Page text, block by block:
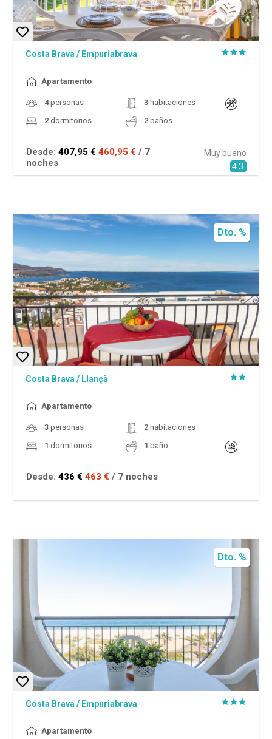
Costa Brava / Empuriabrava
Apartamento
4personas 3habitaciones
2dormitorios 2baños
Desde: 407,95 € 460,95 € / 7
noches
Muy bueno
4.3
Dto. %
Costa Brava / Llançà
Apartamento
3personas 2habitaciones
1 dormitorios 1 baño
Desde: 436 € 463 € / 7 noches
Dto. %
Costa Brava / Empuriabrava
Apartamento